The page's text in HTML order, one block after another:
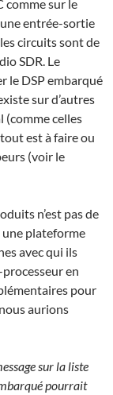
comme sur le
entrée-sortie
circuits sont de
SDR. Le
le DSP embarqué
sur d’autres
(comme celles
est à faire ou
(voir le
n’est pas de
plateforme
avec qui ils
en
pour
aurions
sur la liste
pourrait